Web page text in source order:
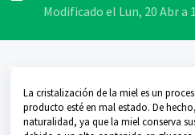
Modificado el Lun, 20 Abr a
La cristalización de la miel es un
producto esté en mal estado. De
naturalidad, ya que la miel conserva